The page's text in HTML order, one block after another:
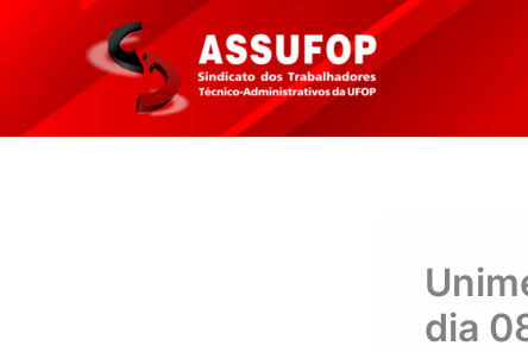
conteúdo
dia